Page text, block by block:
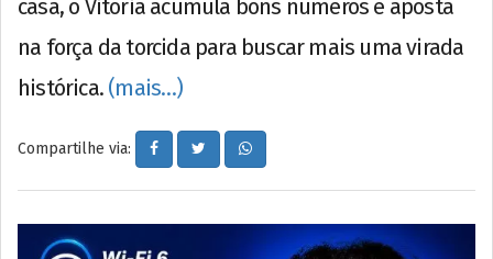
casa, o Vitória acumula bons números e aposta
na força da torcida para buscar mais uma virada
histórica. (mais…)
Compartilhe via: